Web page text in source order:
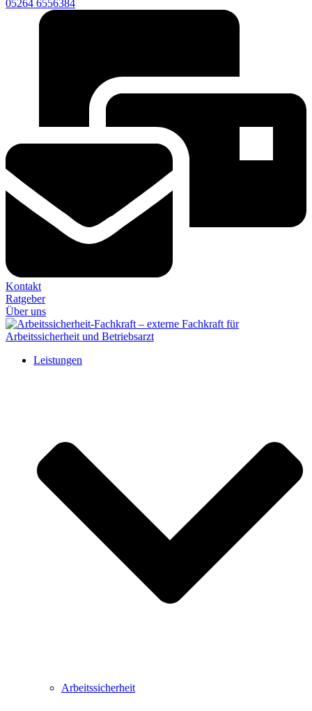
05264 6556384
Kontakt
Ratgeber
Über uns
Leistungen
Arbeitssicherheit